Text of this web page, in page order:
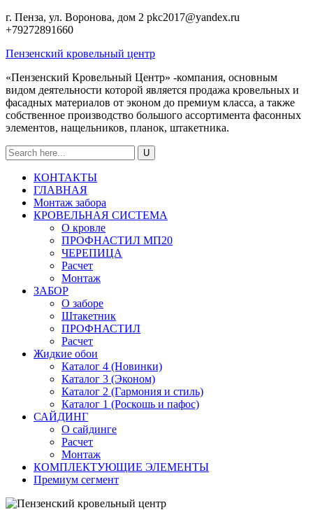
г. Пенза, ул. Воронова, дом 2 pkc2017@yandex.ru
+79272891660
Пензенский кровельный центр
«Пензенский Кровельный Центр» -компания, основным
видом деятельности которой является продажа кровельных и
фасадных материалов от эконом до премиум класса, а также
собственное производство большого ассортимента фасонных
элементов, нащельников, планок, штакетника.
КОНТАКТЫ
ГЛАВНАЯ
Монтаж забора
КРОВЕЛЬНАЯ СИСТЕМА
О кровле
ПРОФНАСТИЛ МП20
ЧЕРЕПИЦА
Расчет
Монтаж
ЗАБОР
О заборе
Штакетник
ПРОФНАСТИЛ
Расчет
Жидкие обои
Каталог 4 (Новинки)
Каталог 3 (Эконом)
Каталог 2 (Гармония и стиль)
Каталог 1 (Роскошь и пафос)
САЙДИНГ
О сайдинге
Расчет
Монтаж
КОМПЛЕКТУЮЩИЕ ЭЛЕМЕНТЫ
Премиум сегмент